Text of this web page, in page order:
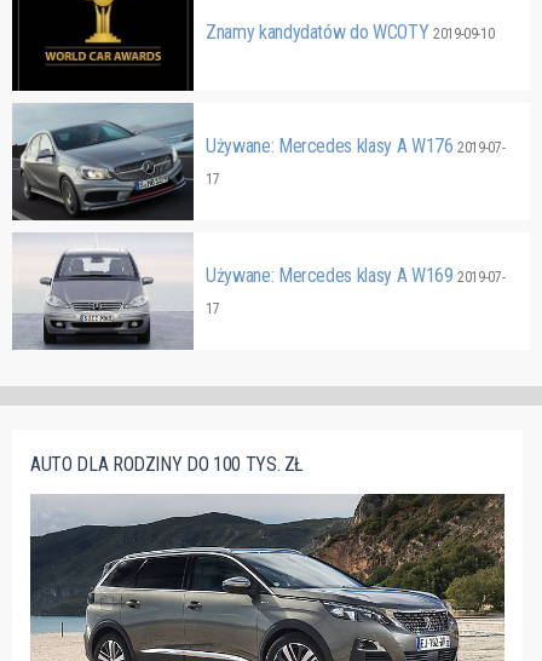
Znamy kandydatów do WCOTY 2019-09-10
Używane: Mercedes klasy A W1762019-07-
17
Używane: Mercedes klasy A W1692019-07-
17
AUTO DLA RODZINY DO 100 TYS. ZŁ